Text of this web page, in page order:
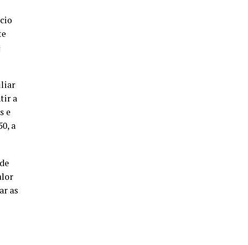
a
e
a
as